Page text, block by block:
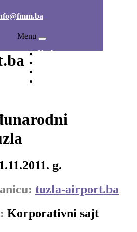
Menu
Naslovna
g.
tuzla-airport.ba
Korporativni sajt